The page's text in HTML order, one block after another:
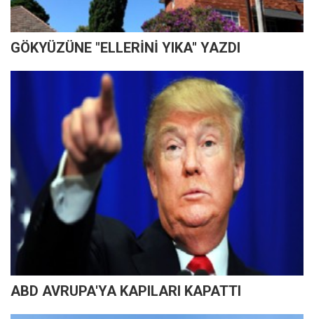
GÖKYÜZÜNE "ELLERİNİ YIKA" YAZDI
ABD AVRUPA'YA KAPILARI KAPATTI